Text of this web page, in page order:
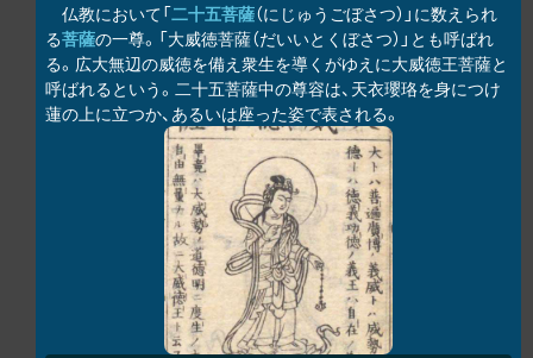
仏教において「二十五菩薩（にじゅうごぼさつ）」に数えられ
る菩薩の一尊。「大威徳菩薩（だいいとくぼさつ）」とも呼ばれ
る。広大無辺の威徳を備え衆生を導くがゆえに大威徳王菩薩と
呼ばれるという。二十五菩薩中の尊容は、天衣瓔珞を身につけ
蓮の上に立つか、あるいは座った姿で表される。